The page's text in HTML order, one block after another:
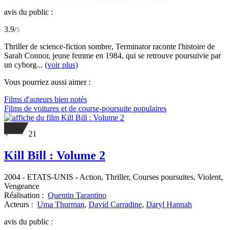
avis du public :
3.9/5
Thriller de science-fiction sombre, Terminator raconte l'histoire de
Sarah Connor, jeune femme en 1984, qui se retrouve poursuivie par
un cyborg... (voir plus)
Vous pourriez aussi aimer :
Films d'auteurs bien notés
Films de voitures et de course-poursuite populaires
21
Kill Bill : Volume 2
2004 - ETATS-UNIS - Action, Thriller, Courses poursuites, Violent,
Vengeance
Réalisation : Quentin Tarantino
Acteurs : Uma Thurman, David Carradine, Daryl Hannah
avis du public :